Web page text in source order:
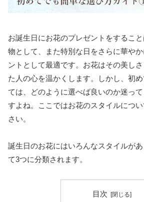
お誕生日にお花のプレゼントをするこ
物として、また特別な日をさらに華や
ントとして最適です。お花はその美し
た人の心を温かくします。しかし、初
ては、どのように選べば良いのか迷っ
すよね。ここではお花のスタイルにつ
さい。
誕生日のお花にはいろんなスタイルが
て3つに分類されます。
目次